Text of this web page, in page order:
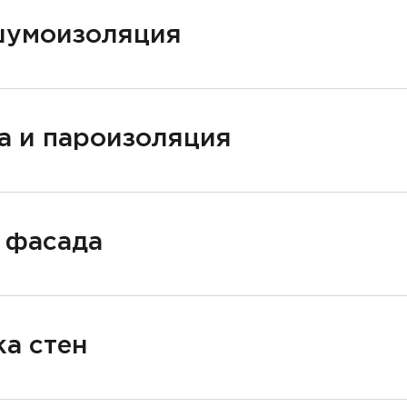
и пароизоляция
стен